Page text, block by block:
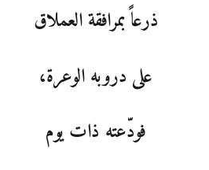
ذرعاً بمرافقة العملاق
على دروبه الوعرة،
فودّعته ذات يوم